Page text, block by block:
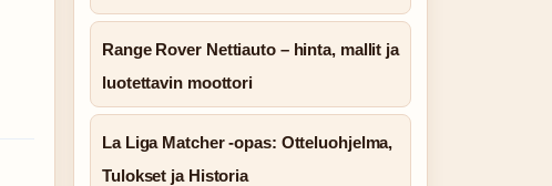
Range Rover Nettiauto – hinta, mallit ja
luotettavin moottori
La Liga Matcher -opas: Otteluohjelma,
Tulokset ja Historia